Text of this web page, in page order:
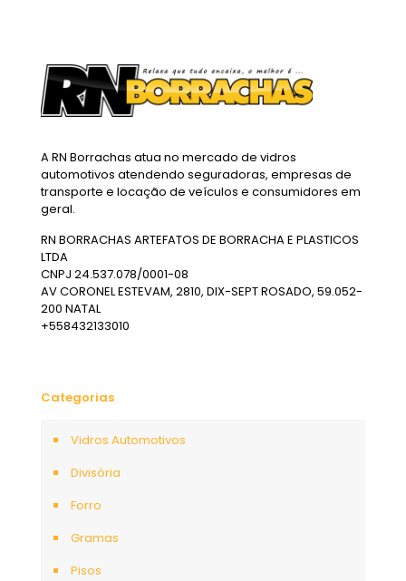
A RN Borrachas atua no mercado de vidros
automotivos atendendo seguradoras, empresas de
transporte e locação de veículos e consumidores em
geral.
RN BORRACHAS ARTEFATOS DE BORRACHA E PLASTICOS
LTDA
CNPJ 24.537.078/0001-08
AV CORONEL ESTEVAM, 2810, DIX-SEPT ROSADO, 59.052-
200 NATAL
+558432133010
Categorias
Vidros Automotivos
Divisória
Forro
Gramas
Pisos